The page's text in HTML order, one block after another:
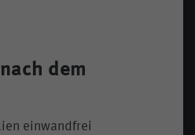
dem
einwandfrei